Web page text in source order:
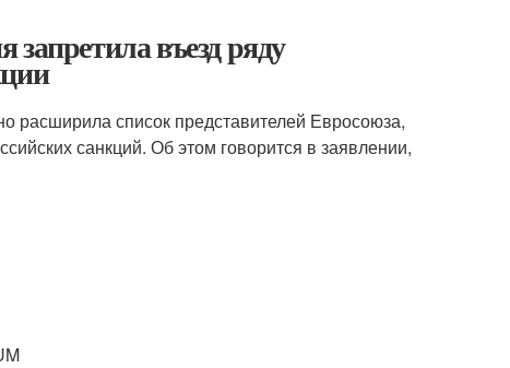
въезд ряду
список представителей Евросоюза,
санкций. Об этом говорится в заявлении,